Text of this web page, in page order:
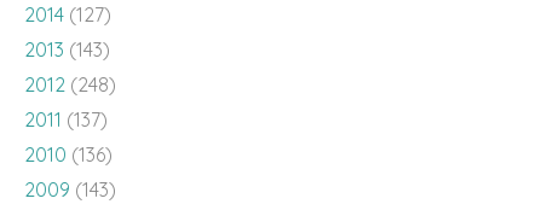
2014 (127)
2013 (143)
2012 (248)
2011 (137)
2010 (136)
2009 (143)